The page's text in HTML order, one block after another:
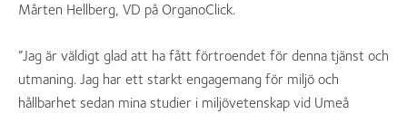
Mårten Hellberg, VD på OrganoClick.
”Jag är väldigt glad att ha fått förtroendet för denna tjänst och
utmaning. Jag har ett starkt engagemang för miljö och
hållbarhet sedan mina studier i miljövetenskap vid Umeå